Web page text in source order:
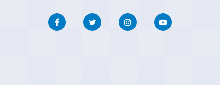
FacebookTwitter InstagramYoutube